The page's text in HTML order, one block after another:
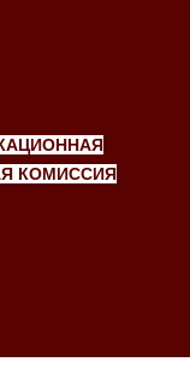
КОМИССИЯ